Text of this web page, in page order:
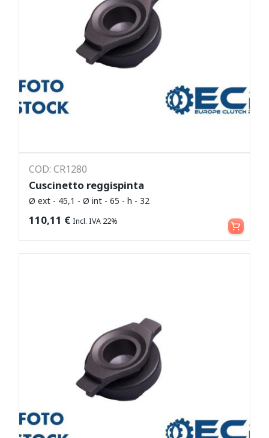
COD: CR1280
Cuscinetto reggispinta
Ø ext - 45,1 - Ø int - 65 - h - 32
110,11 € Incl. IVA 22% Leggi tutto